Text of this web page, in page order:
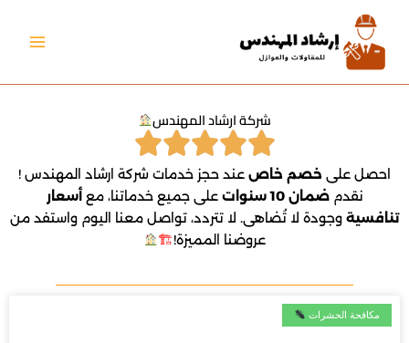
المحتوى
شركة ارشاد المهندس
احصل على خصم خاص عند حجز خدمات شركة ارشاد المهندس !
نقدمضمان 10 سنوات على جميع خدماتنا، معأسعار
تنافسية وجودة لا تُضاهى. لا تتردد، تواصل معنا اليوم واستفد من
عروضنا المميزة!🏗
مكافحة الحشرات